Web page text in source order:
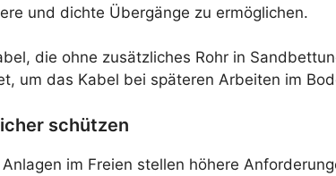
und dichte Übergänge zu ermöglichen.
die ohne zusätzliches Rohr in
um das Kabel bei späteren Arbeiten im
schützen
im Freien stellen höhere